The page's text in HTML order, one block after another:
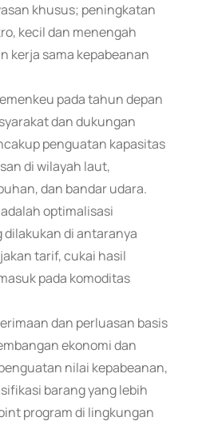
khusus; peningkatan
kecil dan menengah
kerja sama kepabeanan
pada tahun depan
dan dukungan
penguatan kapasitas
di wilayah laut,
dan bandar udara.
optimalisasi
di antaranya
tarif, cukai hasil
pada komoditas
dan perluasan basis
ekonomi dan
nilai kepabeanan,
barang yang lebih
program di lingkungan